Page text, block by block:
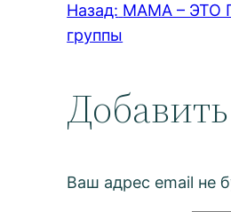
Назад: МАМА – ЭТО
группы
Ваш адрес email не